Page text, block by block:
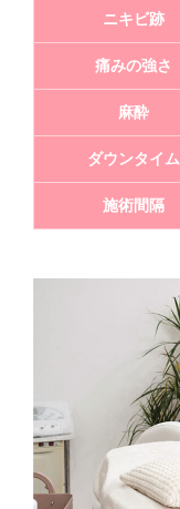
ニキビ跡
痛みの強さ
麻酔
ダウンタイム
施術間隔